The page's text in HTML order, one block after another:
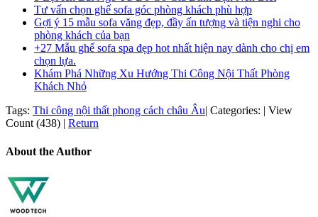
Tư vấn chọn ghế sofa góc phòng khách phù hợp
Gợi ý 15 mẫu sofa văng đẹp, đầy ấn tượng và tiện nghi cho
phòng khách của bạn
+27 Mẫu ghế sofa spa đẹp hot nhất hiện nay dành cho chị em
chọn lựa.
Khám Phá Những Xu Hướng Thi Công Nội Thất Phòng
Khách Nhỏ
Tags: Thi công nội thất phong cách châu Âu| Categories: | View
Count (438) | Return
About the Author